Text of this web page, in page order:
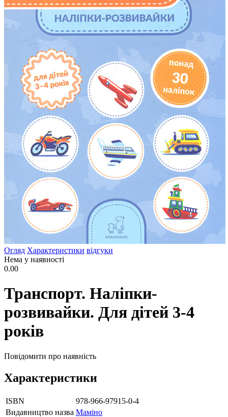
Огляд Характеристики відгуки
Нема у наявності
0.00
Транспорт. Наліпки-
розвивайки. Для дітей 3-4
років
Повідомити про наявність
Характеристики
ISBN
978-966-97915-0-4
Видавництво назва Маміно